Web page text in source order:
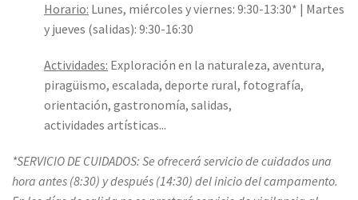
Horario: Lunes, miércoles y viernes: 9:30-13:30* | Martes
y jueves (salidas): 9:30-16:30
Actividades: Exploración en la naturaleza, aventura,
piragüismo, escalada, deporte rural, fotografía,
orientación, gastronomía, salidas,
actividades artísticas...
*SERVICIO DE CUIDADOS: Se ofrecerá servicio de cuidados una
hora antes (8:30) y después (14:30) del inicio del campamento.